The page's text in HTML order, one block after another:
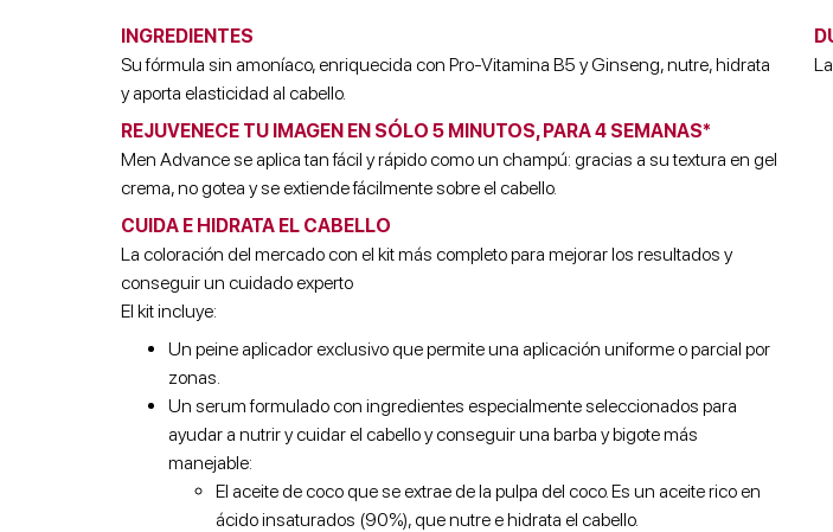
INGREDIENTES
Su fórmula sin amoníaco, enriquecida con Pro-Vitamina B5 y Ginseng, nutre, hidrata
y aporta elasticidad al cabello.
REJUVENECE TU IMAGEN EN SÓLO 5 MINUTOS, PARA 4 SEMANAS*
Men Advance se aplica tan fácil y rápido como un champú: gracias a su textura en gel
crema, no gotea y se extiende fácilmente sobre el cabello.
CUIDA E HIDRATA EL CABELLO
La coloración del mercado con el kit más completo para mejorar los resultados y
conseguir un cuidado experto
El kit incluye:
Un peine aplicador exclusivo que permite una aplicación uniforme o parcial por
zonas.
Un serum formulado con ingredientes especialmente seleccionados para
ayudar a nutrir y cuidar el cabello y conseguir una barba y bigote más
manejable:
El aceite de coco que se extrae de la pulpa del coco. Es un aceite rico en
ácido insaturados (90%), que nutre e hidrata el cabello.